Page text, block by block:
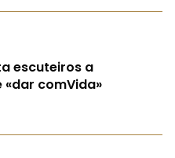
escuteiros a
comVida»